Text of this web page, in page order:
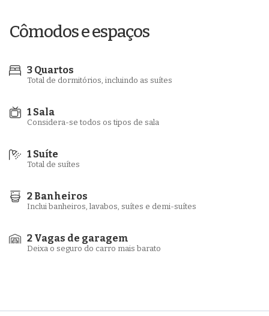
Cômodos e espaços
3 Quartos
Total de dormitórios, incluindo as suítes
1 Sala
Considera-se todos os tipos de sala
1 Suíte
Total de suítes
2 Banheiros
Inclui banheiros, lavabos, suítes e demi-suítes
2 Vagas de garagem
Deixa o seguro do carro mais barato